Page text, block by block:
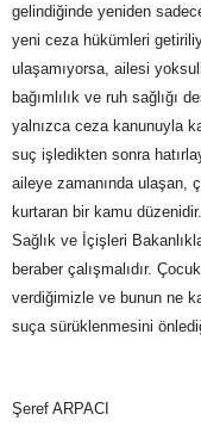
gelindiğinde yeniden
yeni ceza hükümleri
ulaşamıyorsa, ailesi
bağımlılık ve ruh sağlığı
yalnızca ceza kanunuyla
suç işledikten sonra
aileye zamanında ulaşan,
kurtaran bir kamu
Sağlık ve İçişleri
beraber çalışmalıdır.
verdiğimizle ve bunun ne
suça sürüklenmesini
Şeref ARPACI